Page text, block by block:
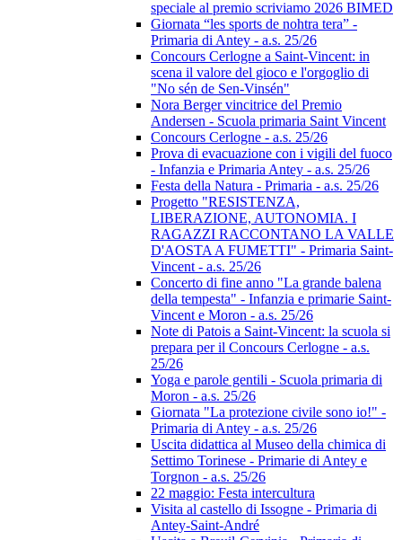
speciale al premio scriviamo 2026 BIMED
Giornata “les sports de nohtra tera” -
Primaria di Antey - a.s. 25/26
Concours Cerlogne a Saint-Vincent: in
scena il valore del gioco e l'orgoglio di
"No sén de Sen-Vinsén"
Nora Berger vincitrice del Premio
Andersen - Scuola primaria Saint Vincent
Concours Cerlogne - a.s. 25/26
Prova di evacuazione con i vigili del fuoco
- Infanzia e Primaria Antey - a.s. 25/26
Festa della Natura - Primaria - a.s. 25/26
Progetto "RESISTENZA,
LIBERAZIONE, AUTONOMIA. I
RAGAZZI RACCONTANO LA VALLE
D'AOSTA A FUMETTI" - Primaria Saint-
Vincent - a.s. 25/26
Concerto di fine anno "La grande balena
della tempesta" - Infanzia e primarie Saint-
Vincent e Moron - a.s. 25/26
Note di Patois a Saint-Vincent: la scuola si
prepara per il Concours Cerlogne - a.s.
25/26
Yoga e parole gentili - Scuola primaria di
Moron - a.s. 25/26
Giornata "La protezione civile sono io!" -
Primaria di Antey - a.s. 25/26
Uscita didattica al Museo della chimica di
Settimo Torinese - Primarie di Antey e
Torgnon - a.s. 25/26
22 maggio: Festa intercultura
Visita al castello di Issogne - Primaria di
Antey-Saint-André